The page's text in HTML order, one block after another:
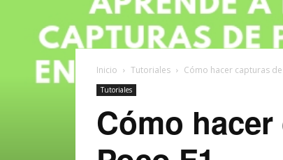
Inicio Tutoriales Cómo hacer capturas
Tutoriales
Cómo